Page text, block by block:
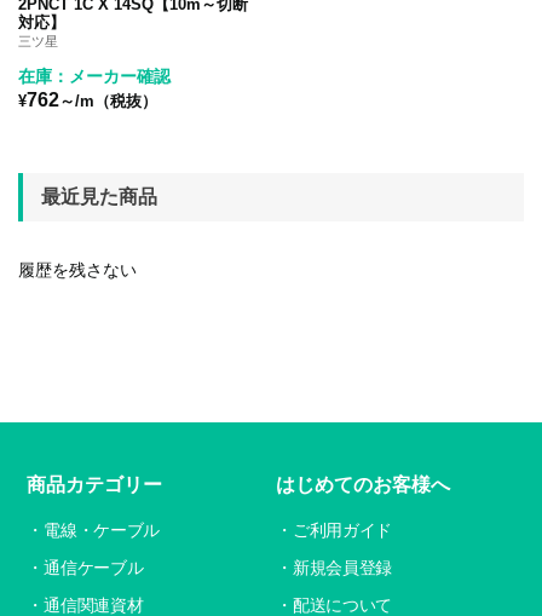
2PNCT 1C X 14SQ【10m～切断
対応】
三ツ星
在庫：メーカー確認
¥762～/m（税抜）
最近見た商品
履歴を残さない
商品カテゴリー
電線・ケーブル
通信ケーブル
通信関連資材
はじめてのお客様へ
ご利用ガイド
新規会員登録
配送について